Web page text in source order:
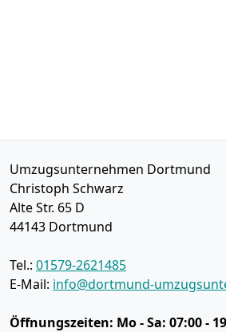
Umzugsunternehmen Dortmund
Christoph Schwarz
Alte Str. 65 D
44143 Dortmund
Tel.: 01579-2621485
E-Mail: info@dortmund-
Öffnungszeiten: Mo - Sa: 07:00 -